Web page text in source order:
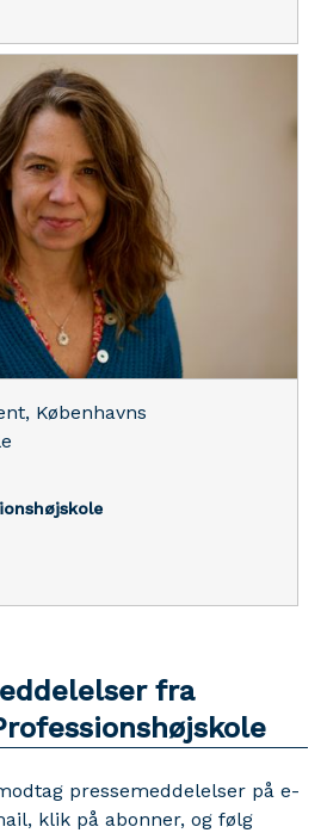
Københavns
fra
pressemeddelelser på e-
klik på abonner, og følg